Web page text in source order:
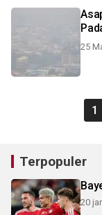
25
1
Terpopuler
20